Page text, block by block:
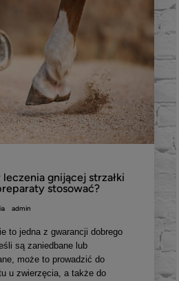
gnijącej strzałki
stosować?
admin
to jedna z gwarancji dobrego
są zaniedbane lub
może to prowadzić do
u zwierzęcia, a także do